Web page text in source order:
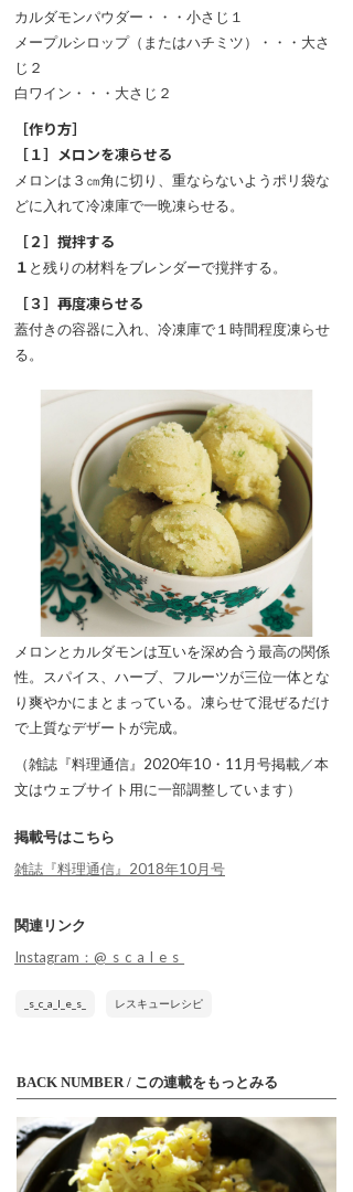
カルダモンパウダー・・・小さじ１
メープルシロップ（またはハチミツ）・・・大さ
じ２
白ワイン・・・大さじ２
［作り方］
［１］メロンを凍らせる
メロンは３㎝角に切り、重ならないようポリ袋な
どに入れて冷凍庫で一晩凍らせる。
［２］撹拌する
１ と残りの材料をブレンダーで撹拌する。
［３］再度凍らせる
蓋付きの容器に入れ、冷凍庫で１時間程度凍らせ
る。
メロンとカルダモンは互いを深め合う最高の関係
性。スパイス、ハーブ、フルーツが三位一体とな
り爽やかにまとまっている。凍らせて混ぜるだけ
で上質なデザートが完成。
（雑誌『料理通信』2020年10・11月号掲載／本
文はウェブサイト用に一部調整しています）
掲載号はこちら
雑誌『料理通信』2018年10月号
関連リンク
Instagram：@_s_c_a_l_e_s_
_s_c_a_l_e_s_ レスキューレシピ
BACK NUMBER / この連載をもっとみる